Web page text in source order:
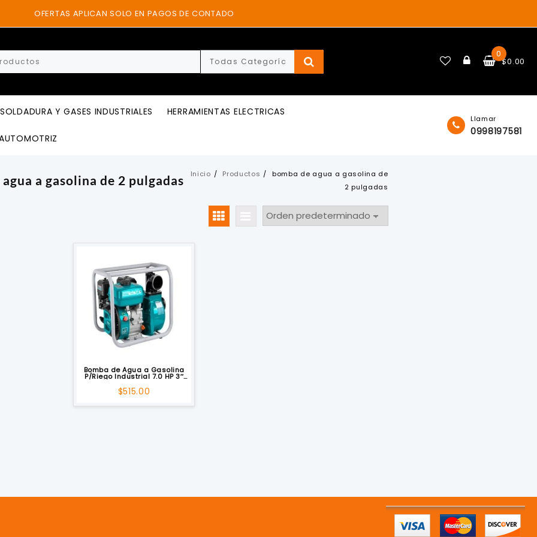
OFERTAS APLICAN SOLO EN PAGOS DE CONTADO
0
$0.00
SOLDADURA Y GASES INDUSTRIALES HERRAMIENTAS ELECTRICAS
Llamar
0998197581
a gasolina de 2 pulgadas Inicio Productos
bomba de agua a gasolina de
2 pulgadas
Bomba de Agua a Gasolina
P/Riego Industrial 7.0 HP 3″
$515.00